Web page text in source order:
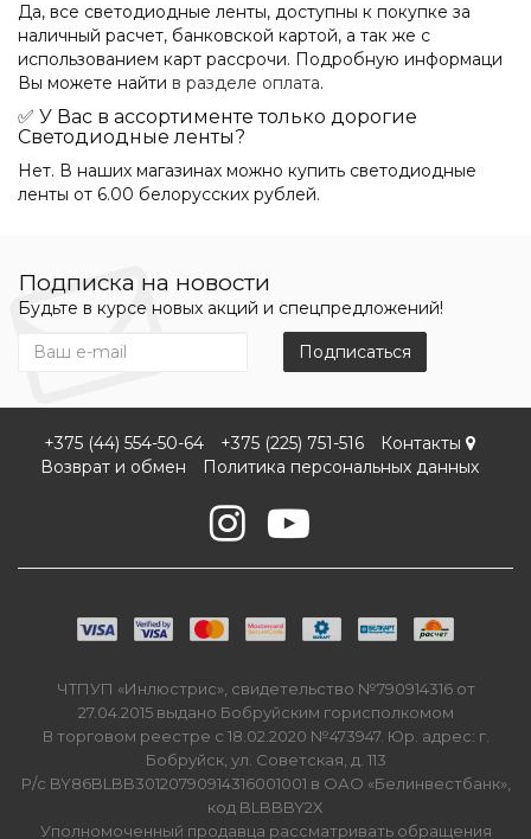
Да, все светодиодные ленты, доступны к покупке за
наличный расчет, банковской картой, а так же с
использованием карт рассрочи. Подробную информаци
Вы можете найти в разделе оплата.
✅ У Вас в ассортименте только дорогие
Светодиодные ленты?
Нет. В наших магазинах можно купить светодиодные
ленты от 6.00 белорусских рублей.
Подписка на новости
Будьте в курсе новых акций и спецпредложений!
Подписаться
+375 (44) 554-50-64 +375 (225) 751-516
Контакты
Возврат и обмен
Политика персональных данных
ЧТПУП «Инлюстрис», свидетельство №790914316 от
27.04.2015 выдано Бобруйским горисполкомом
В торговом реестре с 18.02.2020 №473947. Юр. адрес: г.
Бобруйск, ул. Советская, д. 113
Р/с BY86BLBB30120790914316001001 в ОАО «Белинвестбанк»,
код BLBBBY2X
Уполномоченный продавца рассматривать обращения